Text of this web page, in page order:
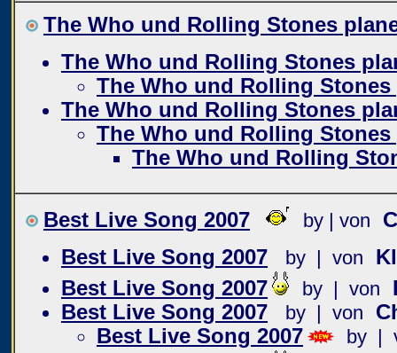
The Who und Rolling Stones
The Who und Rolling Stones
The Who und Rolling
The Who und Rolling Stones
The Who und Rolling
The Who und Rolling
Best Live Song 2007 by | von
Best Live Song 2007
by | von
Best Live Song 2007
by | von
Best Live Song 2007
by | von
Best Live Song 2007
by |